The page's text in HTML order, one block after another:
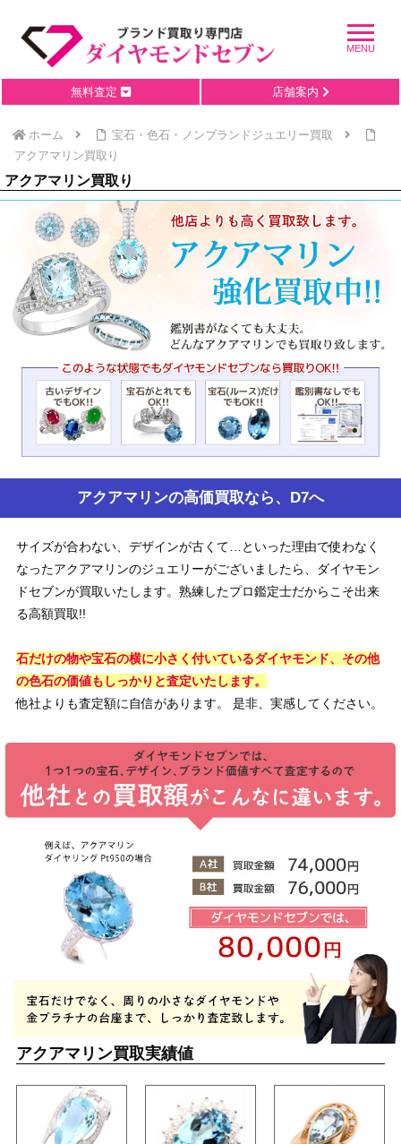
無料査定 店舗案内
ホーム
宝石・色石・ノンブランドジュエリー買取
アクアマリン買取り
アクアマリン買取り
アクアマリンの高価買取なら、D7へ
サイズが合わない、デザインが古くて…といった理由で使わなく
なったアクアマリンのジュエリーがございましたら、ダイヤモン
ドセブンが買取いたします。熟練したプロ鑑定士だからこそ出来
る高額買取!!
石だけの物や宝石の横に小さく付いているダイヤモンド、その他
の色石の価値もしっかりと査定いたします。
他社よりも査定額に自信があります。 是非、実感してください。
アクアマリン買取実績値